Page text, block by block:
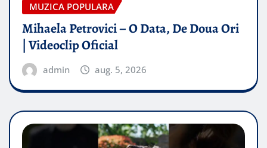
MUZICA POPULARA
Mihaela Petrovici – O Data, De Doua Ori
| Videoclip Oficial
admin aug. 5, 2026